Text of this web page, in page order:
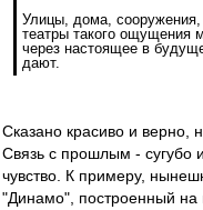
Улицы, дома,
театры такого ощущения
через настоящее в
дают.
Сказано красиво и верно,
Связь с прошлым - сугубо
чувство. К примеру,
"Динамо", построенный на